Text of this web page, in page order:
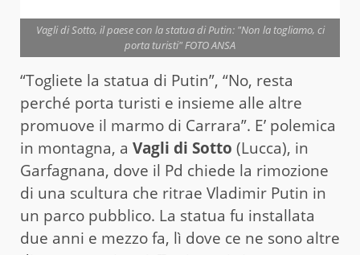
Vagli di Sotto, il paese con la statua di Putin: "Non la togliamo, ci
porta turisti" FOTO ANSA
“Togliete la statua di Putin”, “No, resta
perché porta turisti e insieme alle altre
promuove il marmo di Carrara”. E’ polemica
in montagna, a Vagli di Sotto (Lucca), in
Garfagnana, dove il Pd chiede la rimozione
di una scultura che ritrae Vladimir Putin in
un parco pubblico. La statua fu installata
due anni e mezzo fa, lì dove ce ne sono altre